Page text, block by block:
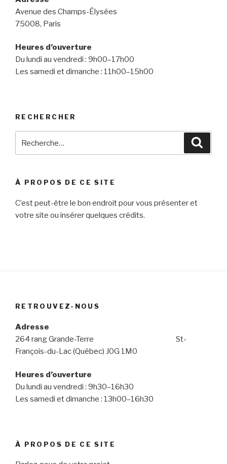
Avenue des Champs-Élysées
75008, Paris
Heures d’ouverture
Du lundi au vendredi : 9h00–17h00
Les samedi et dimanche : 11h00–15h00
RECHERCHER
À PROPOS DE CE SITE
C’est peut-être le bon endroit pour vous présenter et
votre site ou insérer quelques crédits.
RETROUVEZ-NOUS
Adresse
264 rang Grande-Terre St-
François-du-Lac (Québec) J0G 1M0
Heures d’ouverture
Du lundi au vendredi : 9h30–16h30
Les samedi et dimanche : 13h00–16h30
À PROPOS DE CE SITE